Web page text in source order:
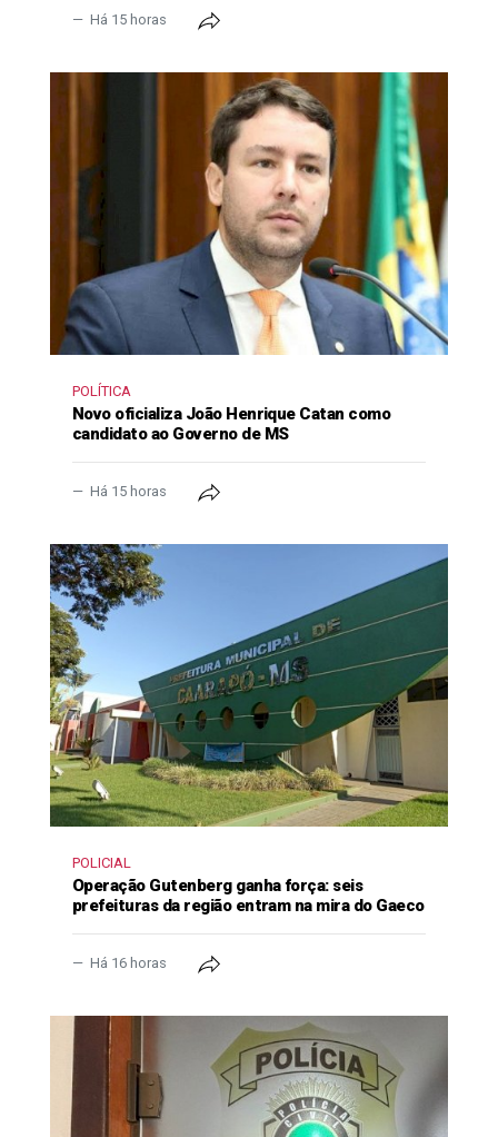
Há 15 horas
POLÍTICA
Novo oficializa João Henrique Catan como
candidato ao Governo de MS
Há 15 horas
POLICIAL
Operação Gutenberg ganha força: seis
prefeituras da região entram na mira do Gaeco
Há 16 horas